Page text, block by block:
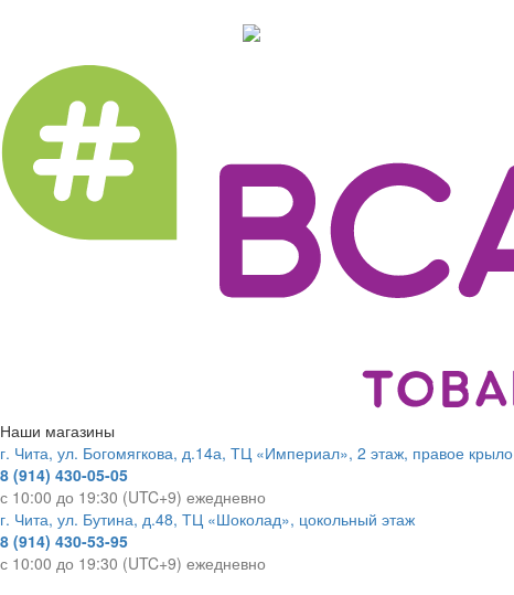
Наши магазины
г. Чита, ул. Богомягкова, д.14а, ТЦ «Империал», 2 этаж, правое крыло
8 (914) 430-05-05
с 10:00 до 19:30 (UTC+9) ежедневно
г. Чита, ул. Бутина, д.48, ТЦ «Шоколад», цокольный этаж
8 (914) 430-53-95
с 10:00 до 19:30 (UTC+9) ежедневно